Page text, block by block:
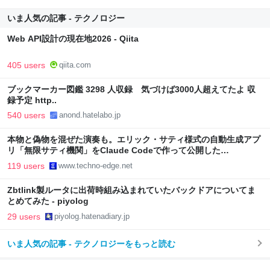
いま人気の記事 - テクノロジー
Web API設計の現在地2026 - Qiita
405 users qiita.com
ブックマーカー図鑑 3298 人収録 気づけば3000人超えてたよ 収
録予定 http..
540 users anond.hatelabo.jp
本物と偽物を混ぜた演奏も。エリック・サティ様式の自動生成アプ
リ「無限サティ機関」をClaude Codeで作って公開した
（CloseBox） | テクノエッジ TechnoEdge
119 users www.techno-edge.net
Zbtlink製ルータに出荷時組み込まれていたバックドアについてま
とめてみた - piyolog
29 users piyolog.hatenadiary.jp
いま人気の記事 - テクノロジーをもっと読む